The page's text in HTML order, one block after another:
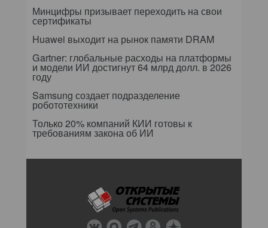
Минцифры призывает переходить на свои
сертификаты
Huawei выходит на рынок памяти DRAM
Gartner: глобальные расходы на платформы
и модели ИИ достигнут 64 млрд долл. в 2026
году
Samsung создает подразделение
робототехники
Только 20% компаний КИИ готовы к
требованиям закона об ИИ